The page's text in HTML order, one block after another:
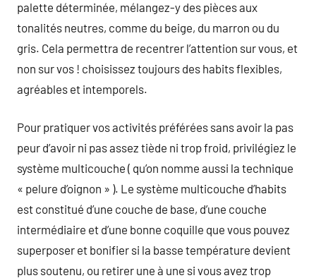
palette déterminée, mélangez-y des pièces aux
tonalités neutres, comme du beige, du marron ou du
gris. Cela permettra de recentrer l’attention sur vous, et
non sur vos ! choisissez toujours des habits flexibles,
agréables et intemporels.
Pour pratiquer vos activités préférées sans avoir la pas
peur d’avoir ni pas assez tiède ni trop froid, privilégiez le
système multicouche ( qu’on nomme aussi la technique
« pelure d’oignon » ). Le système multicouche d’habits
est constitué d’une couche de base, d’une couche
intermédiaire et d’une bonne coquille que vous pouvez
superposer et bonifier si la basse température devient
plus soutenu, ou retirer une à une si vous avez trop